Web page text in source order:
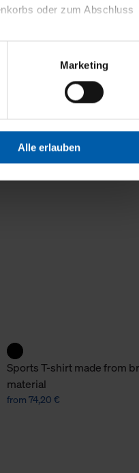
oder zum Abschluss
und Ihres Profils
speichern wir
etwa unsere
Einkaufserlebnis
die Sie erlauben
Marketing
Alle erlauben
Sports T-shirt made from
material
from 74,20 €